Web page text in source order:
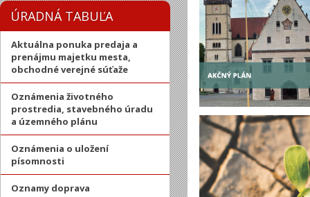
ÚRADNÁ TABUĽA
Aktuálna ponuka predaja a
prenájmu majetku mesta,
obchodné verejné súťaže
Oznámenia životného
prostredia, stavebného úradu
a územného plánu
Oznámenia o uložení
písomnosti
Oznamy doprava